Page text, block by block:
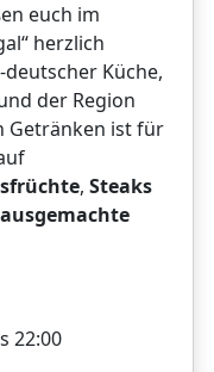
euch im
herzlich
Küche,
der Region
Getränken ist für
, Steaks
22:00